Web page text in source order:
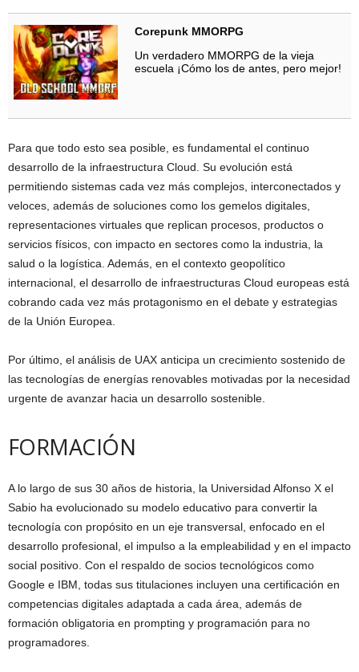
Corepunk MMORPG
Un verdadero MMORPG de la vieja
escuela ¡Cómo los de antes, pero mejor!
Para que todo esto sea posible, es fundamental el continuo
desarrollo de la infraestructura Cloud. Su evolución está
permitiendo sistemas cada vez más complejos, interconectados y
veloces, además de soluciones como los gemelos digitales,
representaciones virtuales que replican procesos, productos o
servicios físicos, con impacto en sectores como la industria, la
salud o la logística. Además, en el contexto geopolítico
internacional, el desarrollo de infraestructuras Cloud europeas está
cobrando cada vez más protagonismo en el debate y estrategias
de la Unión Europea.
Por último, el análisis de UAX anticipa un crecimiento sostenido de
las tecnologías de energías renovables motivadas por la necesidad
urgente de avanzar hacia un desarrollo sostenible.
FORMACIÓN
A lo largo de sus 30 años de historia, la Universidad Alfonso X el
Sabio ha evolucionado su modelo educativo para convertir la
tecnología con propósito en un eje transversal, enfocado en el
desarrollo profesional, el impulso a la empleabilidad y en el impacto
social positivo. Con el respaldo de socios tecnológicos como
Google e IBM, todas sus titulaciones incluyen una certificación en
competencias digitales adaptada a cada área, además de
formación obligatoria en prompting y programación para no
programadores.